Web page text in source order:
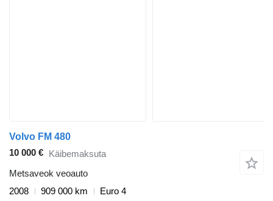
Volvo FM 480
10 000 € Käibemaksuta
Metsaveok veoauto
2008
909 000 km
Euro 4